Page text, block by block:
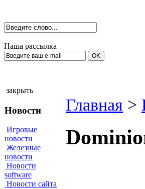
Наша рассылка
закрыть
Новости
Игровые
новости
Железные
новости
Новости
software
Новости сайта
Главная >